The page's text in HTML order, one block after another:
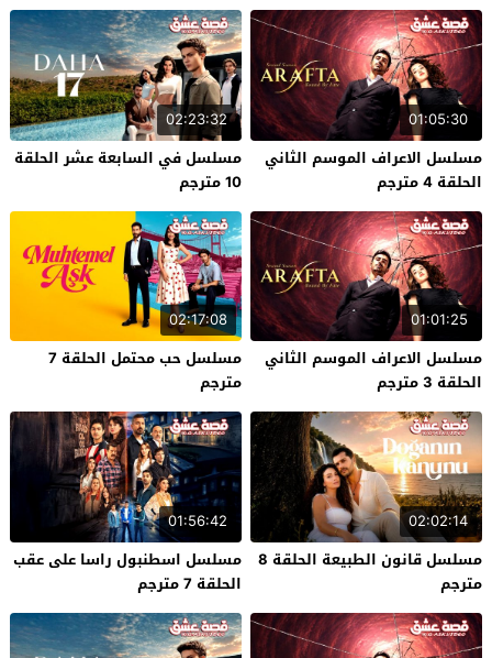
01:05:30
مسلسل الاعراف الموسم الثاني
الحلقة 4 مترجم
02:23:32
مسلسل في السابعة عشر الحلقة
10 مترجم
01:01:25
مسلسل الاعراف الموسم الثاني
الحلقة 3 مترجم
02:17:08
مسلسل حب محتمل الحلقة 7
مترجم
02:02:14
مسلسل قانون الطبيعة الحلقة 8
مترجم
01:56:42
مسلسل اسطنبول راسا على عقب
الحلقة 7 مترجم